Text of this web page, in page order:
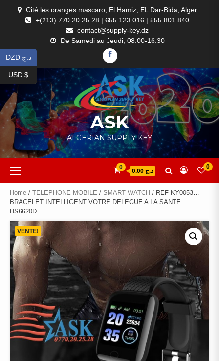
Cité les oranges mascaro, El Hamiz, EL Dar-Bida, Alger
+(213) 770 20 25 28 | 655 123 016 | 555 801 840
contact@supply-key.dz
De Samedi au Jeudi, 08:00-16:30
FACEBOOK
ASK
ALGERIAN SUPPLY KEY
Primary
Menu
0
د.ج 0.00
0
Home / TELEPHONE MOBILE / SMART WATCH / REF KY0053…
BRACELET INTELLIGENT VOTRE DELEGUE A LA SANTE…
HS6620D
VENTE!
DZD د.ج
USD $